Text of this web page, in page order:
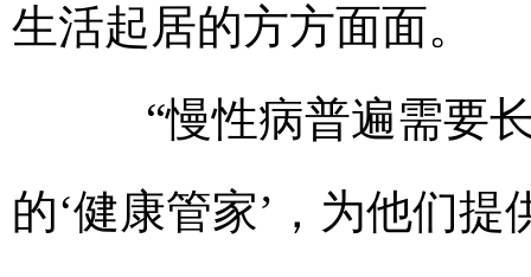
生活起居的方方面面。
“慢性病普遍需要长
的‘健康管家’，为他们